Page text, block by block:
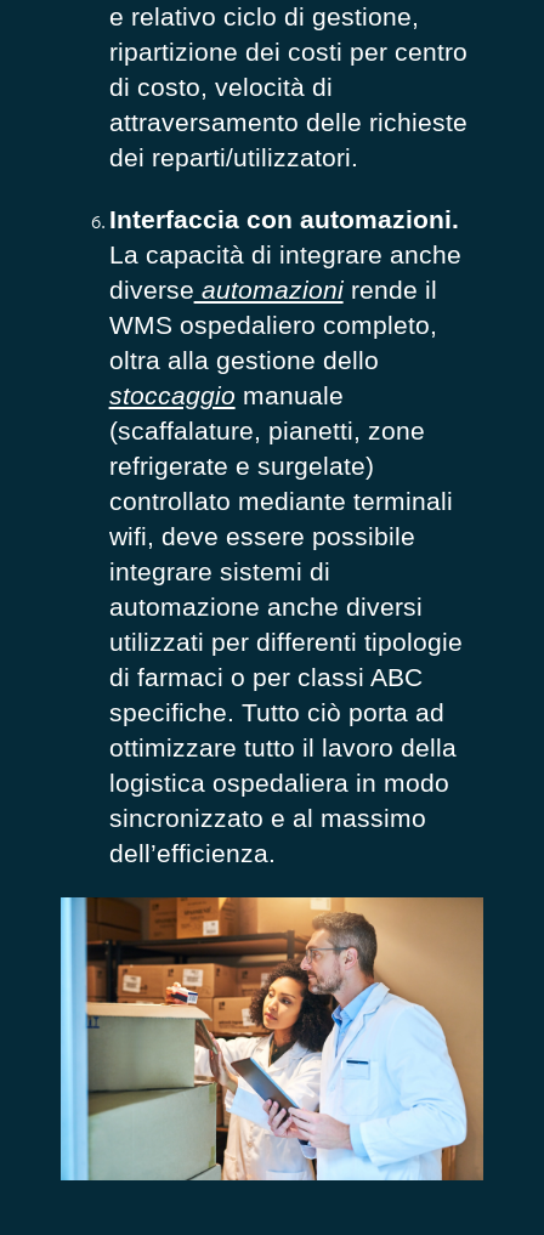
e relativo ciclo di gestione,
ripartizione dei costi per centro
di costo, velocità di
attraversamento delle richieste
dei reparti/utilizzatori.
Interfaccia con automazioni.
La capacità di integrare anche
diverse automazionirende il
WMS ospedaliero completo,
oltra alla gestione dello
stoccaggio manuale
(scaffalature, pianetti, zone
refrigerate e surgelate)
controllato mediante terminali
wifi, deve essere possibile
integrare sistemi di
automazione anche diversi
utilizzati per differenti tipologie
di farmaci o per classi ABC
specifiche. Tutto ciò porta ad
ottimizzare tutto il lavoro della
logistica ospedaliera in modo
sincronizzato e al massimo
dell’efficienza.